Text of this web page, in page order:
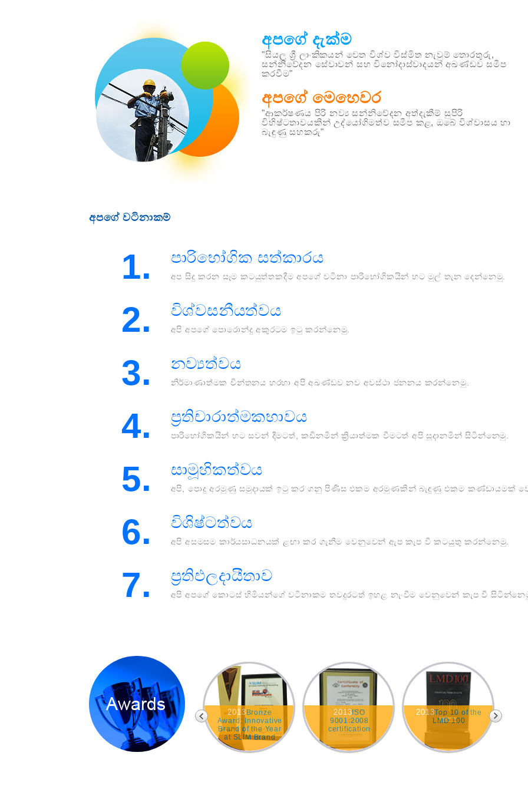
අපගේ දැක්ම
"සියලු ශ්‍රී ලාංකිකයන් වෙත විශ්ව විස්මිත නැවුම් තොරතුරු,
සන්නිවේදන සේවාවන් සහ විනෝදාස්වාදයන් අඛණ්ඩව සමීප
කරවීම"
අපගේ මෙහෙවර
"ආකර්ෂණය පිරි නව්‍ය සන්නිවේදන අත්දැකීම් සුපිරි
විහිෂ්ටතාවයකින් උද්යෝගිමත්ව සමීප කළ, ඔබේ විශ්වාසය හා
බැඳුණු සහකරු"
අපගේ වටිනාකම්
1. පාරිභෝගික සත්කාරය
අප සිදු කරන සෑම කටයුත්තකදීම අපගේ වටිනා පාරිභෝගිකයින් හට මුල් තැන දෙන්නෙමු.
2. විශ්වසනීයත්වය
අපි අපගේ පොරොන්දු අකුරටම ඉටු කරන්නෙමු.
3. නව්‍යත්වය
නිර්මාණාත්මක චින්තනය හරහා අපි අඛණ්ඩව නව අවස්ථා ජනනය කරන්නෙමු.
4. ප්‍රතිචාරාත්මකභාවය
පාරිභෝගිකයින් හට සවන් දීමටත්, කඩිනමින් ක්‍රියාත්මක වීමටත් අපි සූදානමින් සිටින්නෙමු.
5. සාමූහිකත්වය
අපි, පොදු අරමුණු සමුදායක් ඉටු කර ගනු පිණිස එකම අරමුණකින් බැඳුණු එකම කණ්ඩායමක්
6. විශිෂ්ටත්වය
අපි අසමසම කාර්යසාධනයක් ළඟා කර ගැනීම වෙනුවෙන් ඇප කැප වී කටයුතු කරන්නෙමු.
7. ප්‍රතිඵලදායීතාව
අපි අපගේ කොටස් හිමියන්ගේ වටිනාකම තවදුරටත් ඉහළ නැංවීම වෙනුවෙන් කැප වී
Winner - SAFA -
Best presented
accounts in
Communication
and information
Technology sector
2013 Bronze
Award: Innovative
Brand of the Year
at SLIM Brand
Excellence
Awards 2013
2013 ISO
9001:2008
certification
2013Top 10 of the
LMD 100